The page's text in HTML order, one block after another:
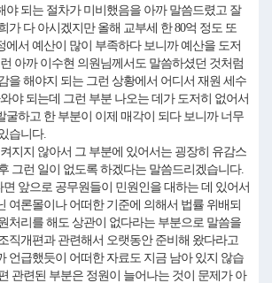
야 되는 절차가 미비했음을 아까 말씀드렸고 잘
가 다 아시겠지만 올해 교부세 한 80억 정도 또
에서 예산이 많이 부족하다 보니까 예산을 도저
아까 이수현 의원님께서도 말씀하셨던 것처럼
을 해야지 되는 그런 상황에서 어디서 재원 세수
야 되는데 그런 부분 나오는 데가 도저히 없어서
굴하고 한 부분이 이제 매각이 되다 보니까 너무
습니다.
지지 않아서 그 부분에 있어서는 굉장히 유감스
그런 일이 없도록 하겠다는 말씀드리겠습니다.
면 앞으로 공무원들이 민원인을 대하는 데 있어서
여론몰이나 어떠한 기준에 의해서 법률 위배되
처리를 해도 상관이 없다라는 부분으로 말씀을
직개편과 관련해서 오랫동안 준비해 왔다라고
언급했듯이 어떠한 자료도 지금 남아 있지 않습
관련된 부분은 정원이 늘어나는 것이 문제가 아